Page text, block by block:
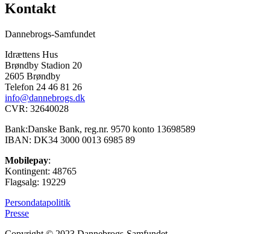
Kontakt
Dannebrogs-Samfundet
Idrættens Hus
Brøndby Stadion 20
2605 Brøndby
Telefon 24 46 81 26
info@dannebrogs.dk
CVR: 32640028
Bank:Danske Bank, reg.nr. 9570 konto 13698589
IBAN: DK34 3000 0013 6985 89
Mobilepay:
Kontingent: 48765
Flagsalg: 19229
Persondatapolitik
Presse